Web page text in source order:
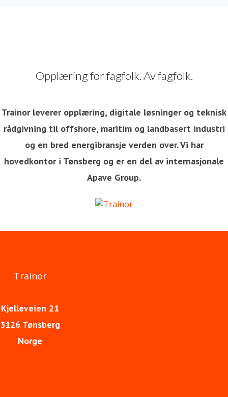
Opplæring for fagfolk. Av fagfolk.
Trainor leverer opplæring, digitale løsninger og teknisk
rådgivning til offshore, maritim og landbasert industri
og en bred energibransje verden over. Vi har
hovedkontor i Tønsberg og er en del av internasjonale
Apave Group.
Trainor
Kjelleveien 21
3126 Tønsberg
Norge